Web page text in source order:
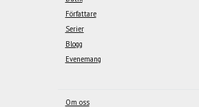
Författare
Serier
Blogg
Evenemang
Om oss